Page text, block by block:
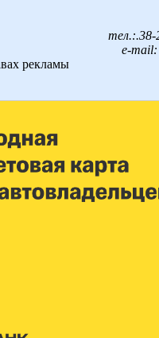
тел.:.38-
e-
рекламы